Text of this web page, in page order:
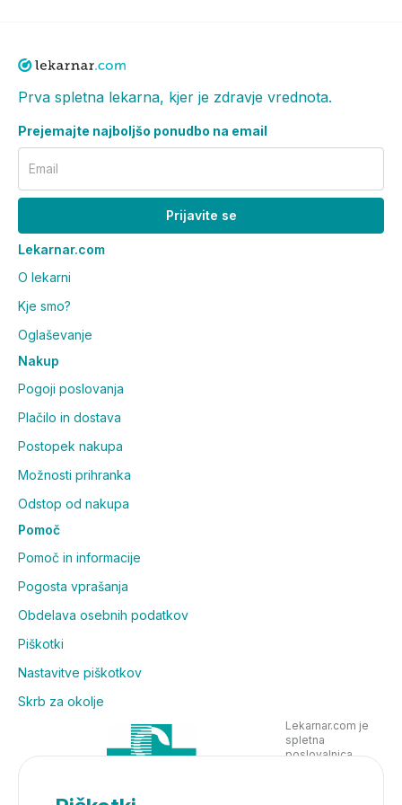
Hraniti pri temperaturi do 25°C na suhem in hladnem.
Neto količina:
274 g (20 x 13,7 g)
Prva spletna lekarna, kjer je zdravje vrednota.
Prejemajte najboljšo ponudbo na email
Email
Prijavite se
Lekarnar.com
O lekarni
Kje smo?
Oglaševanje
Nakup
Pogoji poslovanja
Plačilo in dostava
Postopek nakupa
Možnosti prihranka
Odstop od nakupa
Pomoč
Pomoč in informacije
Pogosta vprašanja
Obdelava osebnih podatkov
Piškotki
Nastavitve piškotkov
Skrb za okolje
Lekarnar.com je
spletna
poslovalnica